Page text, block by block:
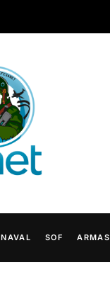
NAVAL SOF ARMAS